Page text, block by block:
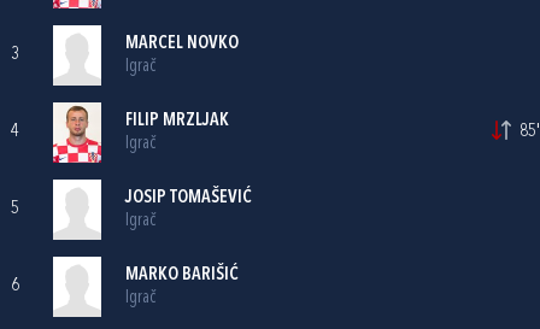
3
MARCEL NOVKO
Igrač
4
FILIP MRZLJAK
Igrač
85'
5
JOSIP TOMAŠEVIĆ
Igrač
6
MARKO BARIŠIĆ
Igrač